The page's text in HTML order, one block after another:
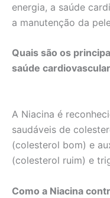
energia, a saúde
a manutenção da
Quais são os
saúde
A Niacina é
saudáveis de
(colesterol bom) e
(colesterol ruim) e
Como a Niacina